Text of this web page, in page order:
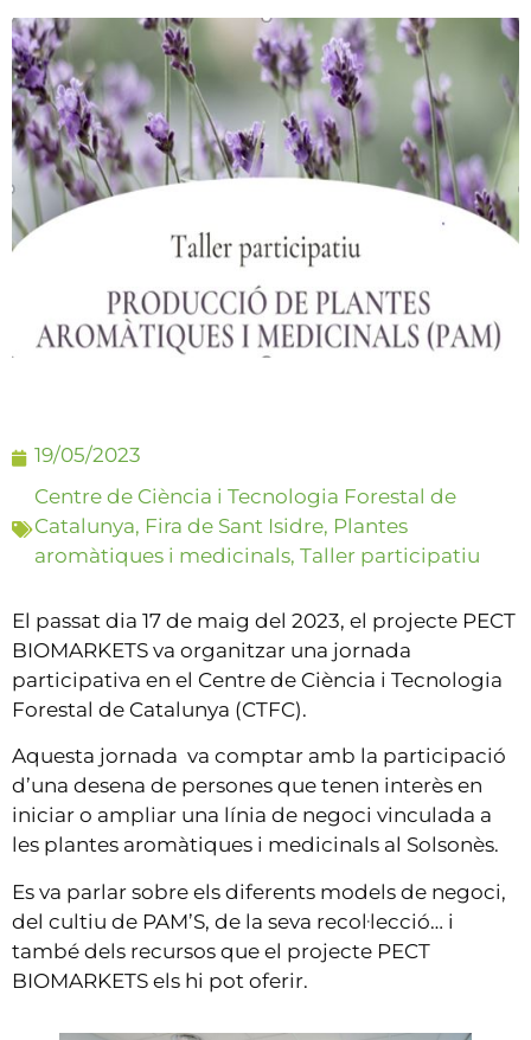
19/05/2023
Centre de Ciència i Tecnologia Forestal de
Catalunya, Fira de Sant Isidre, Plantes
aromàtiques i medicinals, Taller participatiu
El passat dia 17 de maig del 2023, el projecte PECT
BIOMARKETS va organitzar una jornada
participativa en el Centre de Ciència i Tecnologia
Forestal de Catalunya (CTFC).
Aquesta jornada va comptar amb la participació
d’una desena de persones que tenen interès en
iniciar o ampliar una línia de negoci vinculada a
les plantes aromàtiques i medicinals al Solsonès.
Es va parlar sobre els diferents models de negoci,
del cultiu de PAM’S, de la seva recol·lecció… i
també dels recursos que el projecte PECT
BIOMARKETS els hi pot oferir.